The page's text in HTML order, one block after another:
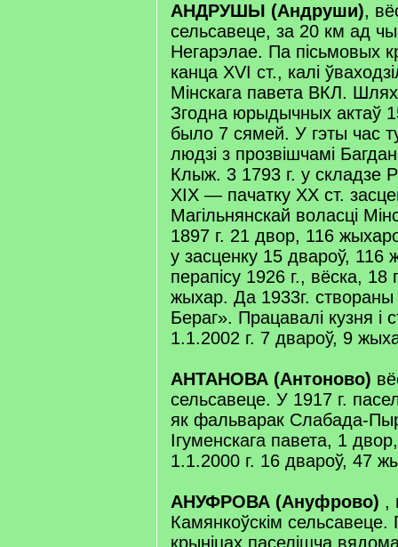
АНДРУШЫ (Андруши),
сельсавеце, за 20 км ад
Негарэлае. Па пісьмовых
канца XVI ст., калі
Мінскага павета ВКЛ.
Згодна юрыдычных актаў
было 7 сямей. У гэты час
людзі з прозвішчамі
Клыж. 3 1793 г. у складзе
XIX — пачатку XX ст.
Магільнянскай воласці
1897 г. 21 двор, 116
у засценку 15 двароў, 116
перапісу 1926 г., вёска, 18
жыхар. Да 1933г.
Бераг». Працавалі кузня
1.1.2002 г. 7 двароў, 9
АНТАНОВА (Антоново)
сельсавеце. У 1917 г.
як фальварак Слабада-
Ігуменскага павета, 1
1.1.2000 г. 16 двароў, 47
АНУФРОВА (Ануфрово) ,
Камянкоўскім сельсавеце.
крыніцах паселішча